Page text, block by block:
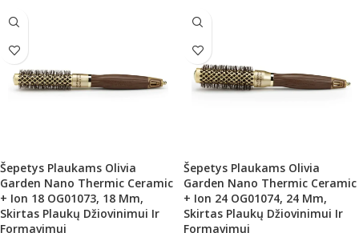
Šepetys Plaukams Olivia
Garden Nano Thermic Ceramic
+ Ion 18 OG01073, 18 Mm,
Skirtas Plaukų Džiovinimui Ir
Formavimui
Šepetys Plaukams Olivia
Garden Nano Thermic Ceramic
+ Ion 24 OG01074, 24 Mm,
Skirtas Plaukų Džiovinimui Ir
Formavimui